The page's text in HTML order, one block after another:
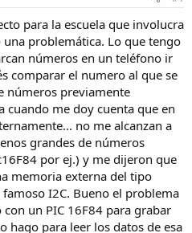
para la escuela que involucra
problemática. Lo que tengo
números en un teléfono ir
comparar el numero al que se
números previamente
cuando me doy cuenta que en
no me alcanzan a
grandes de números
por ej.) y me dijeron que
memoria externa del tipo
I2C. Bueno el problema
un PIC 16F84 para grabar
hago para leer los datos de esa